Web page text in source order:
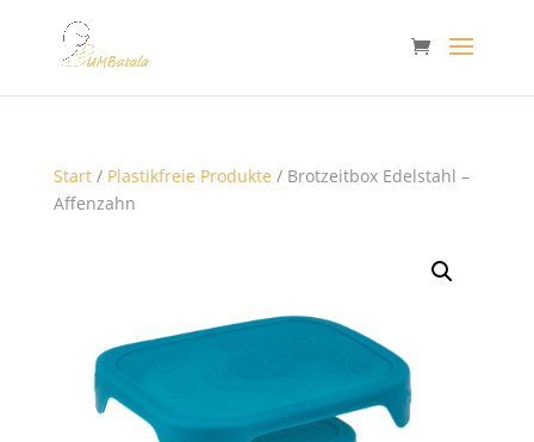
Start/ Plastikfreie Produkte / Brotzeitbox Edelstahl –
Affenzahn